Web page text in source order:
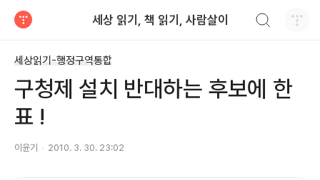
세상 읽기, 책 읽기, 사람살이
세상읽기-행정구역통합
구청제 설치 반대하는 후보에 한
표 !
이윤기 2010. 3. 30. 23:02